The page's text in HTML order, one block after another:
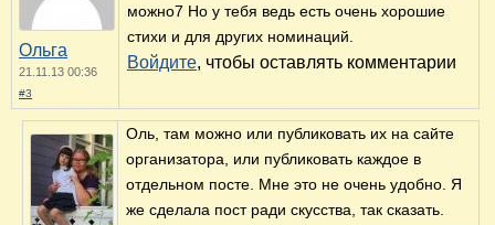
Ольга
21.11.13 00:36
#3
можно7 Но у тебя ведь есть очень хорошие
стихи и для других номинаций.
Войдите, чтобы оставлять комментарии
Оль, там можно или публиковать их на сайте
организатора, или публиковать каждое в
отдельном посте. Мне это не очень удобно. Я
же сделала пост ради скусства, так сказать.